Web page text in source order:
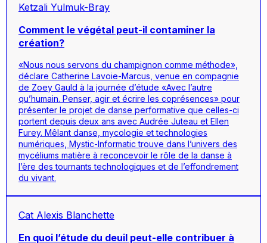
Ketzali Yulmuk-Bray
Comment le végétal peut-il contaminer la
création?
«Nous nous servons du champignon comme méthode»,
déclare Catherine Lavoie-Marcus, venue en compagnie
de Zoey Gauld à la journée d’étude «Avec l’autre
qu’humain. Penser, agir et écrire les coprésences» pour
présenter le projet de danse performative que celles-ci
portent depuis deux ans avec Audrée Juteau et Ellen
Furey. Mêlant danse, mycologie et technologies
numériques, Mystic-Informatic trouve dans l’univers des
mycéliums matière à reconcevoir le rôle de la danse à
l’ère des tournants technologiques et de l’effondrement
du vivant.
Cat Alexis Blanchette
En quoi l’étude du deuil peut-elle contribuer à